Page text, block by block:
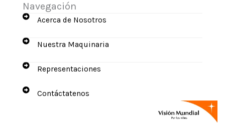
Navegación
Acerca de Nosotros
Nuestra Maquinaria
Representaciones
Contáctatenos